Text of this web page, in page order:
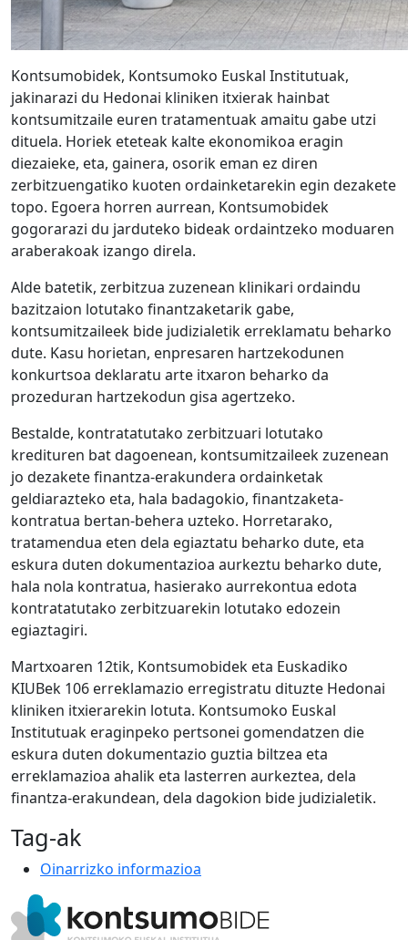
Kontsumobidek, Kontsumoko Euskal Institutuak,
jakinarazi du Hedonai kliniken itxierak hainbat
kontsumitzaile euren tratamentuak amaitu gabe utzi
dituela. Horiek eteteak kalte ekonomikoa eragin
diezaieke, eta, gainera, osorik eman ez diren
zerbitzuengatiko kuoten ordainketarekin egin dezakete
topo. Egoera horren aurrean, Kontsumobidek
gogorarazi du jarduteko bideak ordaintzeko moduaren
araberakoak izango direla.
Alde batetik, zerbitzua zuzenean klinikari ordaindu
bazitzaion lotutako finantzaketarik gabe,
kontsumitzaileek bide judizialetik erreklamatu beharko
dute. Kasu horietan, enpresaren hartzekodunen
konkurtsoa deklaratu arte itxaron beharko da
prozeduran hartzekodun gisa agertzeko.
Bestalde, kontratatutako zerbitzuari lotutako
kredituren bat dagoenean, kontsumitzaileek zuzenean
jo dezakete finantza-erakundera ordainketak
geldiarazteko eta, hala badagokio, finantzaketa-
kontratua bertan-behera uzteko. Horretarako,
tratamendua eten dela egiaztatu beharko dute, eta
eskura duten dokumentazioa aurkeztu beharko dute,
hala nola kontratua, hasierako aurrekontua edota
kontratatutako zerbitzuarekin lotutako edozein
egiaztagiri.
Martxoaren 12tik, Kontsumobidek eta Euskadiko
KIUBek 106 erreklamazio erregistratu dituzte Hedonai
kliniken itxierarekin lotuta. Kontsumoko Euskal
Institutuak eraginpeko pertsonei gomendatzen die
eskura duten dokumentazio guztia biltzea eta
erreklamazioa ahalik eta lasterren aurkeztea, dela
finantza-erakundean, dela dagokion bide judizialetik.
Tag-ak
Oinarrizko informazioa